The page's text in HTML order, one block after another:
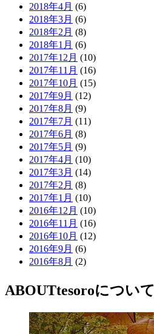
2018年4月 (6)
2018年3月 (6)
2018年2月 (8)
2018年1月 (6)
2017年12月 (10)
2017年11月 (16)
2017年10月 (15)
2017年9月 (12)
2017年8月 (9)
2017年7月 (11)
2017年6月 (8)
2017年5月 (9)
2017年4月 (10)
2017年3月 (14)
2017年2月 (8)
2017年1月 (10)
2016年12月 (10)
2016年11月 (16)
2016年10月 (12)
2016年9月 (6)
2016年8月 (2)
ABOUTtesoroについて